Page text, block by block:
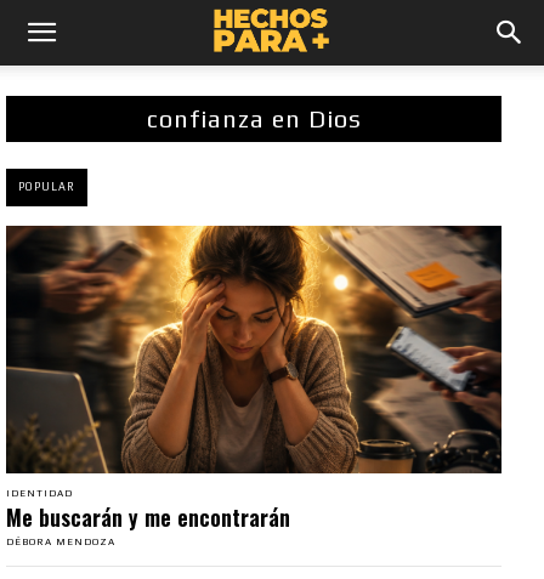
confianza en Dios
POPULAR
IDENTIDAD
Me buscarán y me encontrarán
DÉBORA MENDOZA